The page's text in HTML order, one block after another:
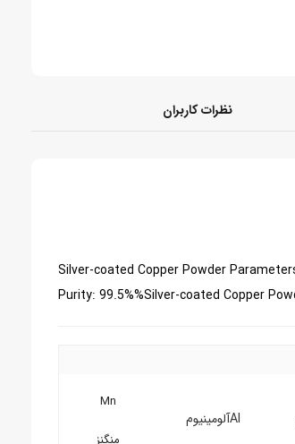
نظرات کاربران
Purity: 99.5%%Silver-coated Copper
Alآلومینیوم
Mn
منگنز